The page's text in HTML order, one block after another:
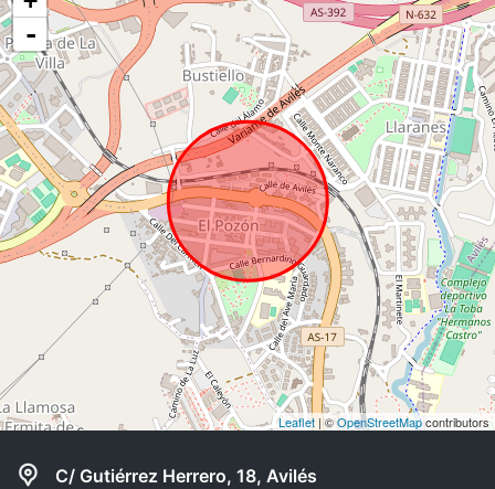
-
Leaflet | ©OpenStreetMapcontributors
C/ Gutiérrez Herrero, 18, Avilés